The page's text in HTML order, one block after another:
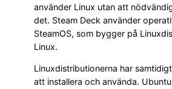
använder Linux utan att
det. Steam Deck använder
SteamOS, som bygger på
Linux.
Linuxdistributionerna har
att installera och använda.